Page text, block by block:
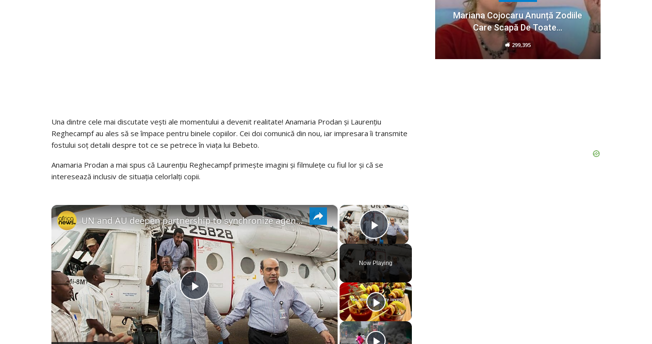
Una dintre cele mai discutate vești ale momentului a devenit realitate! Anamaria Prodan și Laurențiu
Reghecampf au ales să se împace pentru binele copiilor. Cei doi comunică din nou, iar impresara îi transmite
fostului soț detalii despre tot ce se petrece în viața lui Bebeto.
Anamaria Prodan a mai spus că Laurențiu Reghecampf primește imagini și filmulețe cu fiul lor și că se
interesează inclusiv de situația celorlalți copii.
×
PLAY
VIDEO
Now Playing
×
PLAY
VIDEO
UN and AU deepen partnership to synchronize agendas and end continent's conflicts
Mariana Cojocaru Anunță Zodiile
Care Scapă De Toate…
299,395